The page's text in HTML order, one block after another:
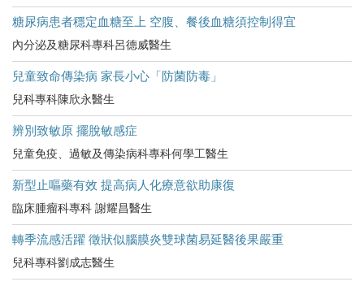
糖尿病患者穩定血糖至上 空腹、餐後血糖須控制得宜
內分泌及糖尿科專科呂德威醫生
兒童致命傳染病 家長小心「防菌防毒」
兒科專科陳欣永醫生
辨別致敏原 擺脫敏感症
兒童免疫、過敏及傳染病科專科何學工醫生
新型止嘔藥有效 提高病人化療意欲助康復
臨床腫瘤科專科 謝耀昌醫生
轉季流感活躍 徵狀似腦膜炎雙球菌易延醫後果嚴重
兒科專科劉成志醫生